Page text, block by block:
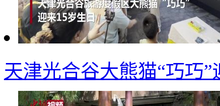
天津光合谷大熊猫“巧巧”